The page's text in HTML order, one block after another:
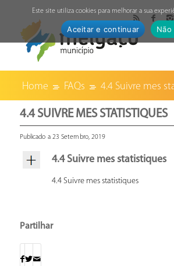
Home FAQs 4.4 Suivre mes
4.4 SUIVRE MES STATISTIQUES
Publicado a 23 Setembro, 2019
4.4 Suivre mes statistiques
4.4 Suivre mes statistiques
Partilhar
Este site utiliza cookies para melhorar a sua
Aceitar e continuar Não